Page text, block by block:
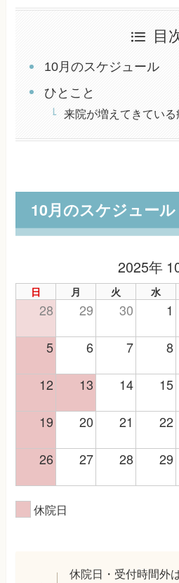
目
10月のスケジュール
ひとこと
来院が増えてきている
10月のスケジュール
2025年
日 月 火 水
28 29 30 1
5 6 7 8
12 13 14 15
19 20 21 22
26 27 28 29
休院日
休院日・受付時間外